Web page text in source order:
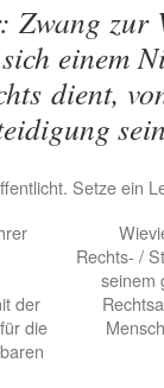
zur
einem
dient,
Setze ein
der
die
Rechts- /
seinem